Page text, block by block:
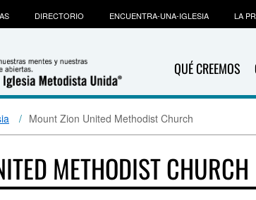
QUÉ CREEMOS
DIRECTORIO ENCUENTRA-UNA-IGLESIA LA
Mount Zion United Methodist Church
METHODIST CHURCH